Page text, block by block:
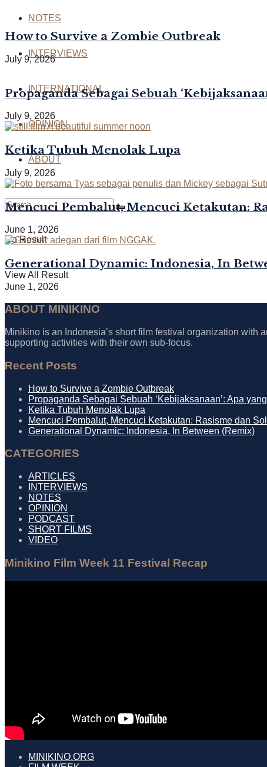
NOTES
INTERVIEWS
INTERNATIONAL
OPINION
ABOUT
No Result
View All Result
How to Survive a Zombie Outbreak
July 9, 2026
Propaganda Sebagai Sebuah
July 9, 2026
Ketika Tubuh Menolak Lupa
July 9, 2026
Mencuci Pembalut, Mencuci Ketakutan:
June 1, 2026
Generational Dynamic: Indonesia, In
June 1, 2026
ABOUT MINIKINO
Minikino is an Indonesia’s short film festival organization with
supporting activities with their own sub-focus.
Recent Posts
How to Survive a Zombie Outbreak
Propaganda Sebagai Sebuah ‘Kebijaksanaan’: Apa
Ketika Tubuh Menolak Lupa
Mencuci Pembalut, Mencuci Ketakutan: Rasisme dan
Generational Dynamic: Indonesia, In Between (Remix)
CATEGORIES
ARTICLES
INTERVIEWS
NOTES
OPINION
PODCAST
SHORT FILMS
VIDEO
Minikino Film Week 11 Festival Recap
MINIKINO.ORG